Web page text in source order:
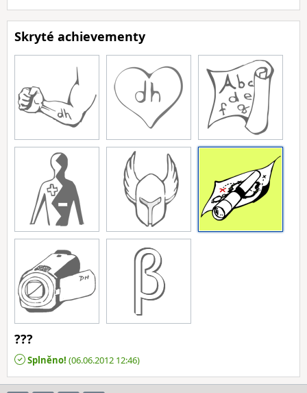
Skryté achievementy
???
Splněno! (06.06.2012 12:46)